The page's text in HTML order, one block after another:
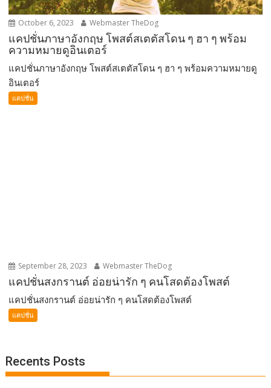
October 6, 2023 Webmaster TheDog
แคปชั่นภาษาอังกฤษ โพสต์สเตตัสโดน ๆ ฮา ๆ พร้อม
ความหมายดูอินเตอร์
แคปชั่นภาษาอังกฤษ โพสต์สเตตัสโดน ๆ ฮา ๆ พร้อมความหมายดู
อินเตอร์
แคปชั่น
September 28, 2023 Webmaster TheDog
แคปชั่นสงกรานต์ อ่อยน่ารัก ๆ คนโสดต้องโพสต์
แคปชั่นสงกรานต์ อ่อยน่ารัก ๆ คนโสดต้องโพสต์
แคปชั่น
Recents Posts